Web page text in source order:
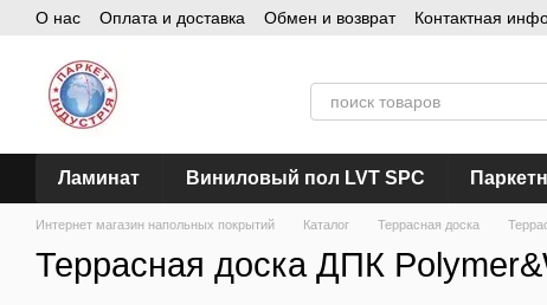
Перейти к основному контенту
О нас Оплата и доставка Обмен и возврат Контактная
Ламинат Виниловый пол LVT SPC
Интернет магазин напольных покрытий Каталог Террасная доска
Террасная доска ДПК